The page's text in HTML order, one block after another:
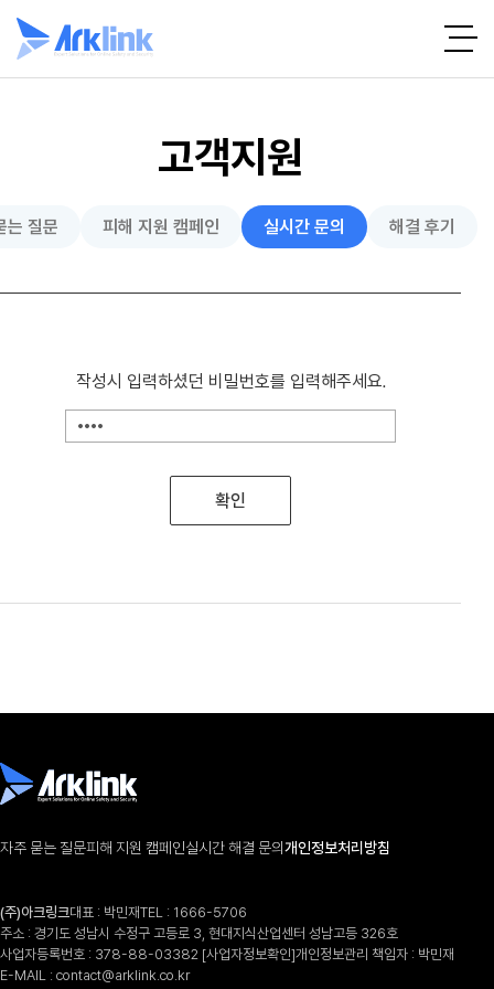
고객지원
는 질문 피해 지원 캠페인 실시간 문의 해결 후기
작성시 입력하셨던 비밀번호를 입력해주세요.
확인
자주 묻는 질문피해 지원 캠페인실시간 해결 문의개인정보처리방침
(주)아크링크대표 : 박민재TEL : 1666-5706
주소 : 경기도 성남시 수정구 고등로 3, 현대지식산업센터 성남고등 326호
사업자등록번호 : 378-88-03382 [사업자정보확인]개인정보관리 책임자 : 박민재
E-MAIL : contact@arklink.co.kr